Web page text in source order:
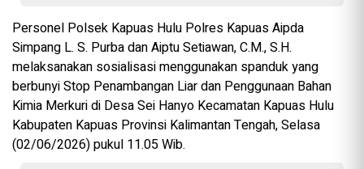
Personel Polsek Kapuas Hulu Polres Kapuas Aipda
Simpang L. S. Purba dan Aiptu Setiawan, C.M., S.H.
melaksanakan sosialisasi menggunakan spanduk yang
berbunyi Stop Penambangan Liar dan Penggunaan Bahan
Kimia Merkuri di Desa Sei Hanyo Kecamatan Kapuas Hulu
Kabupaten Kapuas Provinsi Kalimantan Tengah, Selasa
(02/06/2026) pukul 11.05 Wib.